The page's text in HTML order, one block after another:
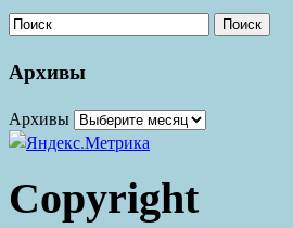
Поиск
Архивы
Архивы
Copyright